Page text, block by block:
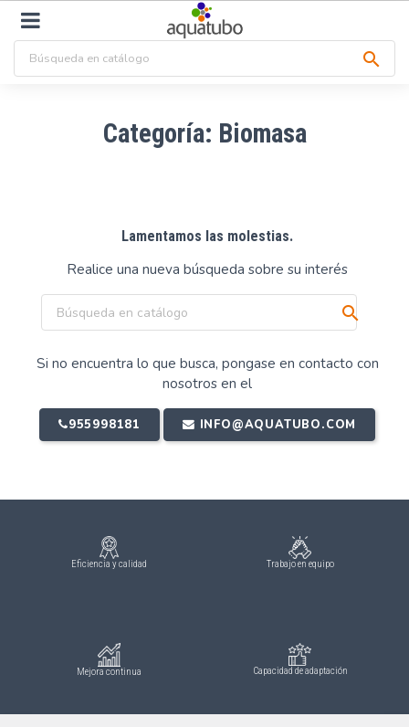

Categoría: Biomasa
Lamentamos las molestias.
Realice una nueva búsqueda sobre su interés

Si no encuentra lo que busca, pongase en contacto con
nosotros en el
955998181 INFO@AQUATUBO.COM
Eficiencia y calidad Trabajo en equipo
Mejora continua Capacidad de adaptación